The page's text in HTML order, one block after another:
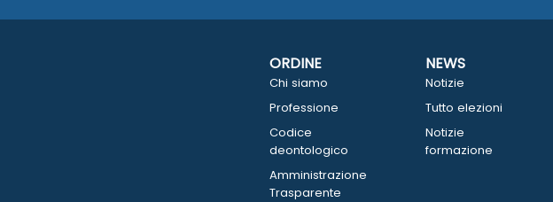
ORDINE
Chi siamo
Professione
Codice
deontologico
Amministrazione
Trasparente
NEWS
Notizie
Tutto elezioni
Notizie
formazione